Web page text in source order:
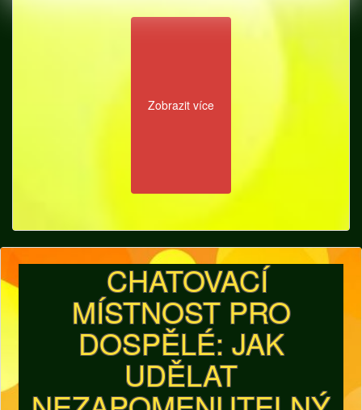
Zobrazit více
CHATOVACÍ
MÍSTNOST PRO
DOSPĚLÉ: JAK
UDĚLAT